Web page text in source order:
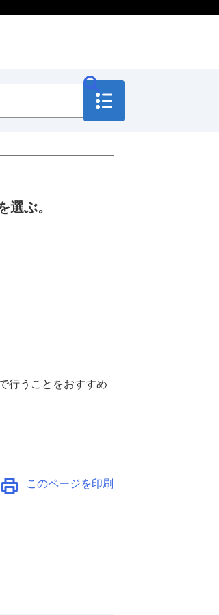
選ぶ。
行うことをおすすめ
このページを印刷